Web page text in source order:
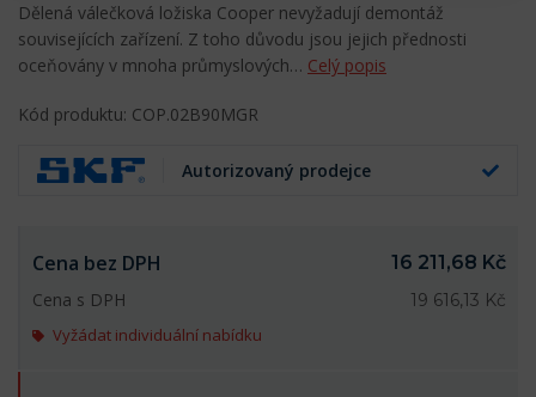
Dělená válečková ložiska Cooper nevyžadují demontáž
souvisejících zařízení. Z toho důvodu jsou jejich přednosti
oceňovány v mnoha průmyslových… Celý popis
Kód produktu: COP.02B90MGR
Autorizovaný prodejce
Cena bez DPH
16 211,68 Kč
Cena s DPH
19 616,13 Kč
Vyžádat individuální nabídku